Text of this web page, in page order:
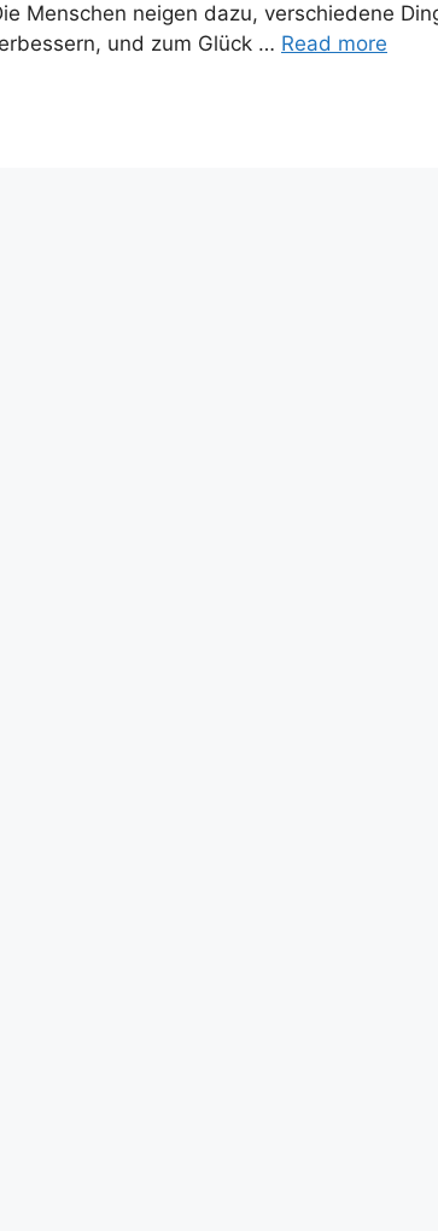
Menschen neigen dazu, verschiedene
und zum Glück … Read more